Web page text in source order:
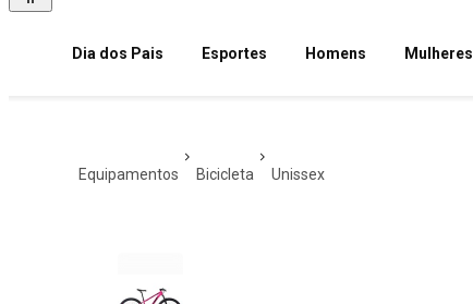
Dia dos Pais Esportes Homens Mulheres
equipamentos bicicleta unissex